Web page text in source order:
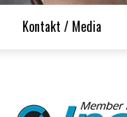
Kontakt / Media